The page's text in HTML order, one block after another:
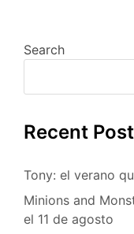
Search
Recent
Tony: el verano
Minions and
el 11 de agosto